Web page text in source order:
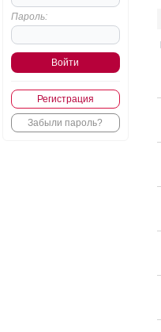
Пароль:
Регистрация
Забыли пароль?